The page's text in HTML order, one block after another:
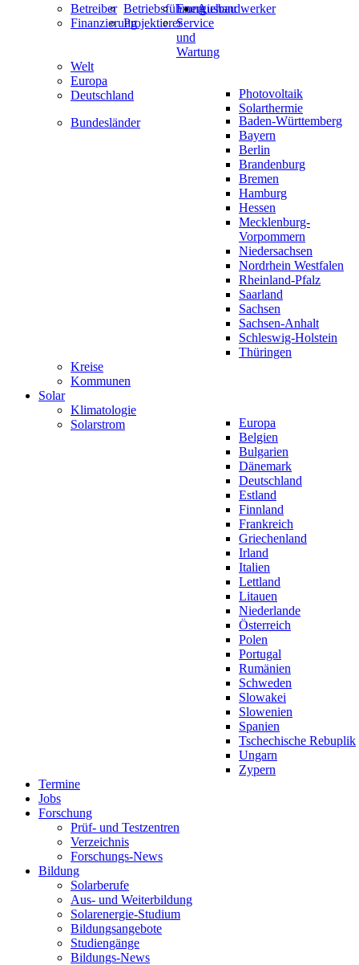
Betreiber BetriebsführungEnergiehandwerker
FinanzierungProjektiererService
und
Wartung
Ausbau
Welt
Europa
Deutschland
Photovoltaik
Solarthermie
Bundesländer
Baden-Württemberg
Bayern
Berlin
Brandenburg
Bremen
Hamburg
Hessen
Mecklenburg-
Vorpommern
Niedersachsen
Nordrhein Westfalen
Rheinland-Pfalz
Saarland
Sachsen
Sachsen-Anhalt
Schleswig-Holstein
Thüringen
Kreise
Kommunen
Solar
Klimatologie
Solarstrom
Europa
Belgien
Bulgarien
Dänemark
Deutschland
Estland
Finnland
Frankreich
Griechenland
Irland
Italien
Lettland
Litauen
Niederlande
Österreich
Polen
Portugal
Rumänien
Schweden
Slowakei
Slowenien
Spanien
Tschechische Rebuplik
Ungarn
Zypern
Termine
Jobs
Forschung
Prüf- und Testzentren
Verzeichnis
Forschungs-News
Bildung
Solarberufe
Aus- und Weiterbildung
Solarenergie-Studium
Bildungsangebote
Studiengänge
Bildungs-News